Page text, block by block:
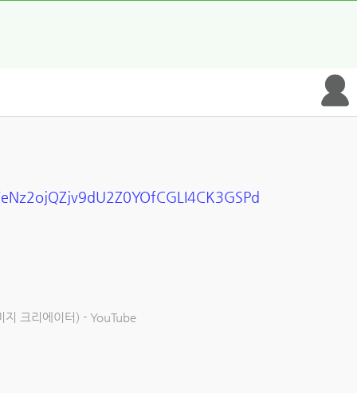
크리에이터) - YouTube